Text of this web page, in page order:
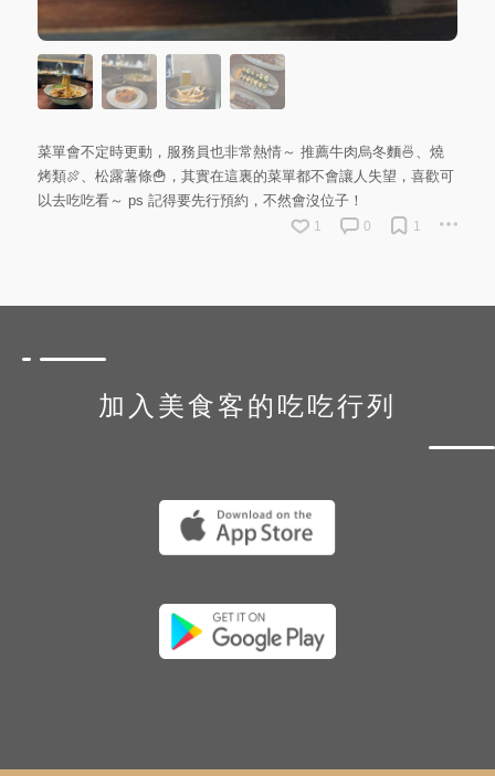
菜單會不定時更動，服務員也非常熱情～ 推薦牛肉烏冬麵🍜、燒
烤類🍖、松露薯條🍟，其實在這裏的菜單都不會讓人失望，喜歡可
以去吃吃看～ ps 記得要先行預約，不然會沒位子！
1 0 1
加入美食客的吃吃行列